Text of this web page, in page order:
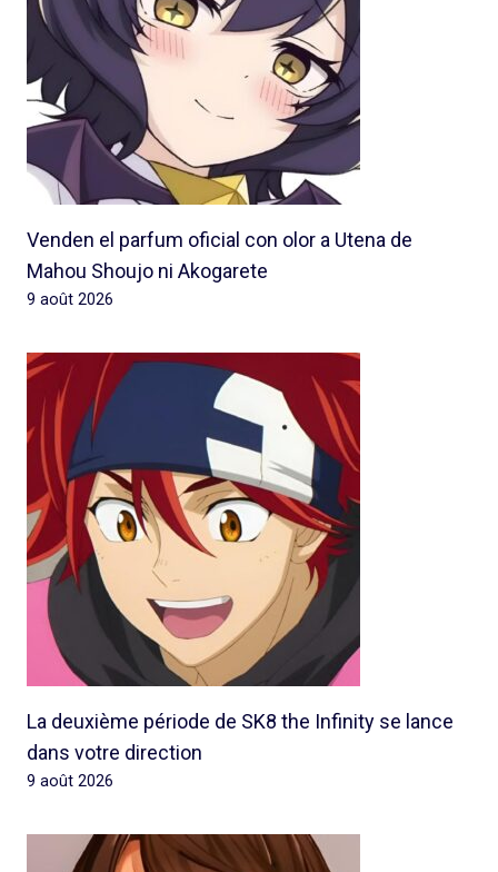
Venden el parfum oficial con olor a Utena de
Mahou Shoujo ni Akogarete
9 août 2026
La deuxième période de SK8 the Infinity se lance
dans votre direction
9 août 2026